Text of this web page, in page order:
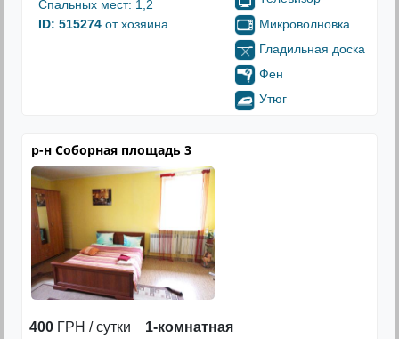
Спальных мест: 1,2
ID: 515274 от хозяина
Микроволновка
Гладильная доска
Фен
Утюг
р-н Соборная площадь 3
400 ГРН / сутки 1-комнатная